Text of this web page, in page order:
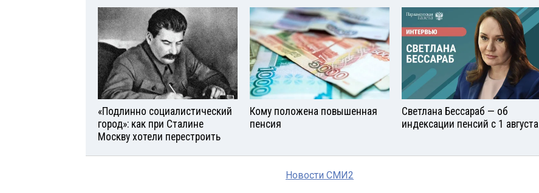
«Подлинно социалистический
город»: как при Сталине
Москву хотели перестроить
Кому положена повышенная
пенсия
Светлана Бессараб — об
индексации пенсий с 1 августа
Новости СМИ2